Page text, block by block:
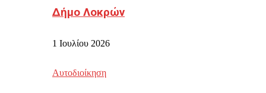
Δήμο Λοκρών
1 Ιουλίου 2026
Αυτοδιοίκηση